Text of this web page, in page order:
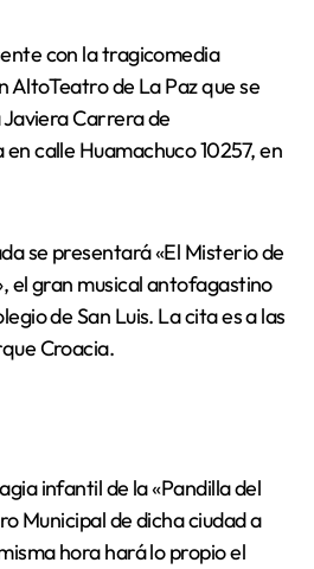
con la tragicomedia
AltoTeatro de La Paz que se
Carrera de
calle Huamachuco 10257, en
se presentará «El Misterio de
el gran musical antofagastino
de San Luis. La cita es a las
Croacia.
infantil de la «Pandilla del
Municipal de dicha ciudad a
hora hará lo propio el